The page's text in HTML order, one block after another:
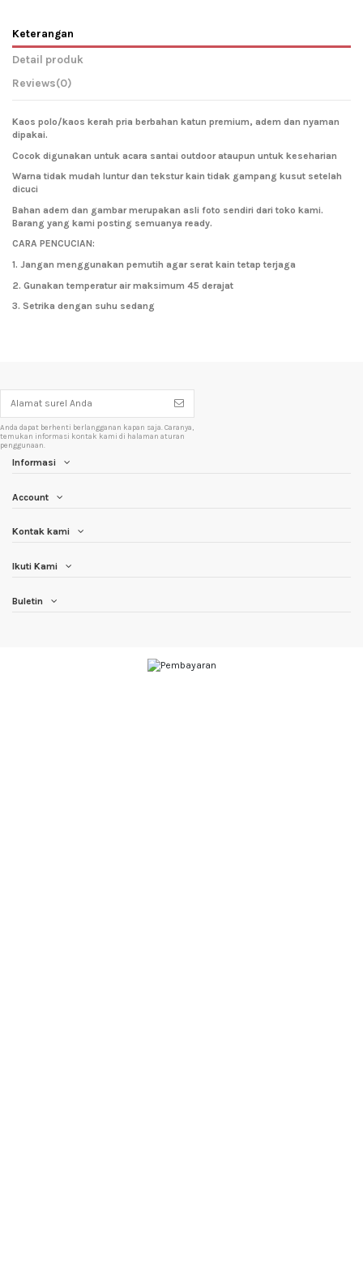
Keterangan
Detail produk
Reviews(0)
Kaos polo/kaos kerah pria berbahan katun premium, adem dan nyaman
dipakai.
Cocok digunakan untuk acara santai outdoor ataupun untuk keseharian
Warna tidak mudah luntur dan tekstur kain tidak gampang kusut setelah
dicuci
Bahan adem dan gambar merupakan asli foto sendiri dari toko kami.
Barang yang kami posting semuanya ready.
CARA PENCUCIAN:
1. Jangan menggunakan pemutih agar serat kain tetap terjaga
2. Gunakan temperatur air maksimum 45 derajat
3. Setrika dengan suhu sedang
Anda dapat berhenti berlangganan kapan saja. Caranya,
temukan informasi kontak kami di halaman aturan
penggunaan.
Informasi
Account
Kontak kami
Ikuti Kami
Buletin